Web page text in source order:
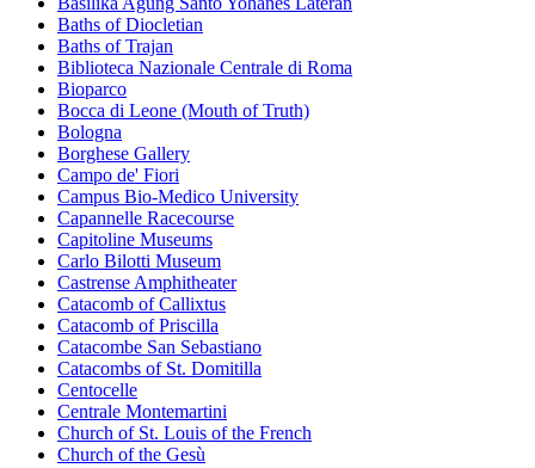
Baths of Diocletian
Baths of Trajan
Biblioteca Nazionale Centrale di Roma
Bioparco
Bocca di Leone (Mouth of Truth)
Bologna
Borghese Gallery
Campo de' Fiori
Campus Bio-Medico University
Capannelle Racecourse
Capitoline Museums
Carlo Bilotti Museum
Castrense Amphitheater
Catacomb of Callixtus
Catacomb of Priscilla
Catacombe San Sebastiano
Catacombs of St. Domitilla
Centocelle
Centrale Montemartini
Church of St. Louis of the French
Church of the Gesù